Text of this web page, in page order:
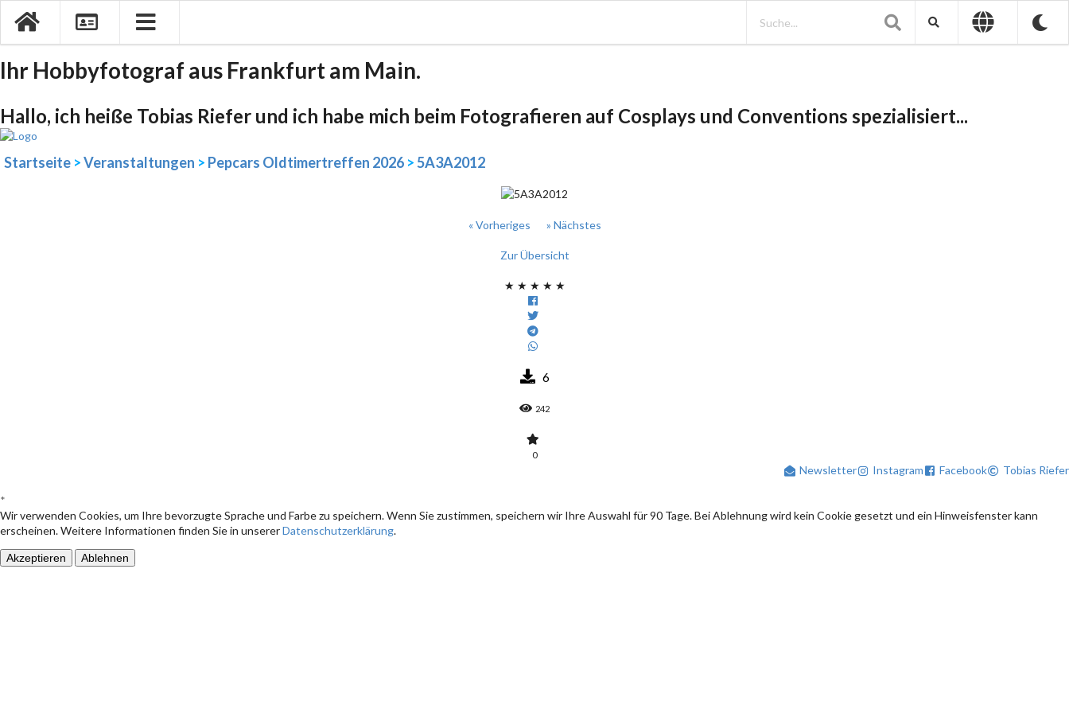
Ihr Hobbyfotograf aus Frankfurt am Main.
Hallo, ich heiße Tobias Riefer und ich habe mich beim Fotografieren auf Cosplays und Conventions spezialisiert...
Startseite >Veranstaltungen > Pepcars Oldtimertreffen 2026 >5A3A2012
« Vorheriges » Nächstes
Zur Übersicht
★ ★ ★ ★ ★
6
242
0
Newsletter Instagram Facebook Tobias Riefer
*
Wir verwenden Cookies, um Ihre bevorzugte Sprache und Farbe zu speichern. Wenn Sie zustimmen, speichern wir Ihre Auswahl für 90 Tage. Bei Ablehnung wird kein Cookie gesetzt und ein Hinweisfenster kann
erscheinen. Weitere Informationen finden Sie in unsererDatenschutzerklärung.
Akzeptieren Ablehnen